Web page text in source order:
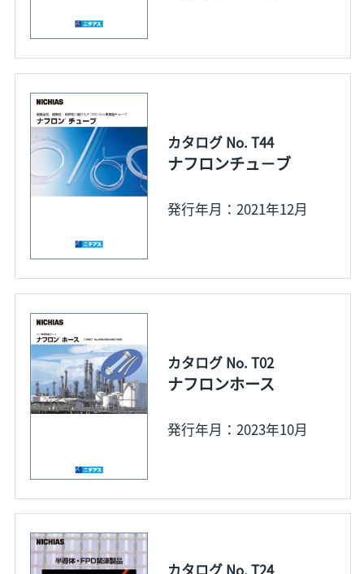
カタログ No. T44
ナフロンチュ－ブ
発行年月：2021年12月
カタログ No. T02
ナフロンホース
発行年月：2023年10月
カタログ No. T24